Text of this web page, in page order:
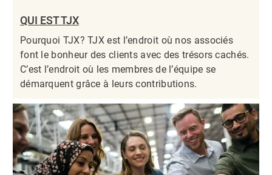
QUI EST TJX
Pourquoi TJX? TJX est l’endroit où nos associés
font le bonheur des clients avec des trésors cachés.
C’est l’endroit où les membres de l’équipe se
démarquent grâce à leurs contributions.​​​​​​​